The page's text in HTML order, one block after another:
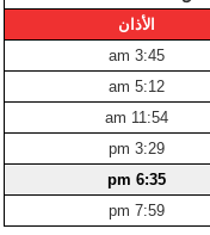
الأذان
3:45 am
5:12 am
11:54 am
3:29 pm
6:35 pm
7:59 pm